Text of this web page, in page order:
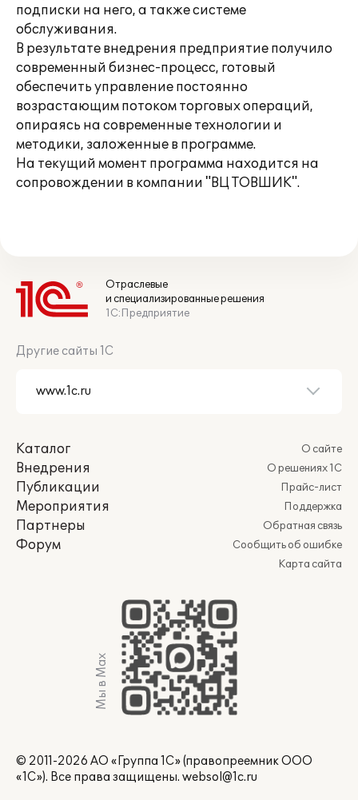
подписки на него, а также системе
обслуживания.
В результате внедрения предприятие получило
современный бизнес-процесс, готовый
обеспечить управление постоянно
возрастающим потоком торговых операций,
опираясь на современные технологии и
методики, заложенные в программе.
На текущий момент программа находится на
сопровождении в компании "ВЦ ТОВШИК".
Отраслевые
и специализированные решения
1С:Предприятие
Другие сайты 1С
Каталог
Внедрения
Публикации
Мероприятия
Партнеры
Форум
О сайте
О решениях 1С
Прайс-лист
Поддержка
Обратная связь
Сообщить об ошибке
Карта сайта
Мы в Max
© 2011-2026 АО «Группа 1С» (правопреемник ООО
«1С»). Все права защищены. websol@1c.ru